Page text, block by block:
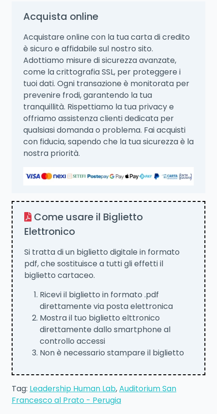
Acquista online
Acquistare online con la tua carta di credito
è sicuro e affidabile sul nostro sito.
Adottiamo misure di sicurezza avanzate,
come la crittografia SSL, per proteggere i
tuoi dati. Ogni transazione è monitorata per
prevenire frodi, garantendo la tua
tranquillità. Rispettiamo la tua privacy e
offriamo assistenza clienti dedicata per
qualsiasi domanda o problema. Fai acquisti
con fiducia, sapendo che la tua sicurezza è la
nostra priorità.
Come usare il Biglietto
Elettronico
Si tratta di un biglietto digitale in formato
pdf, che sostituisce a tutti gli effetti il
biglietto cartaceo.
Ricevi il biglietto in formato .pdf
direttamente via posta elettronica
Mostra il tuo biglietto elttronico
direttamente dallo smartphone al
controllo accessi
Non è necessario stampare il biglietto
Tag: Leadership Human Lab,Auditorium San
Francesco al Prato - Perugia